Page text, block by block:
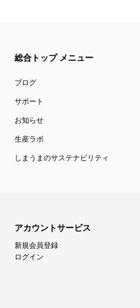
総合トップ メニュー
ブログ
サポート
お知らせ
生産ラボ
しまうまのサステナビリティ
アカウントサービス
新規会員登録
ログイン